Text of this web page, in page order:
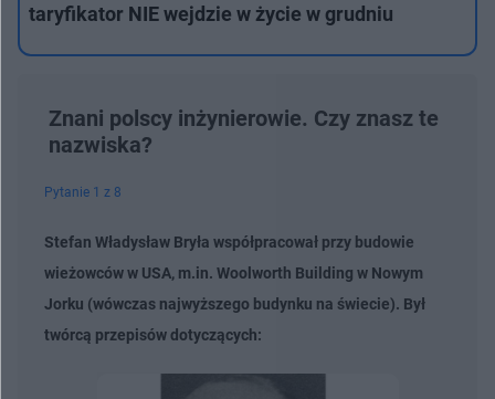
taryfikator NIE wejdzie w życie w grudniu
Znani polscy inżynierowie. Czy znasz te
nazwiska?
Pytanie 1 z 8
Stefan Władysław Bryła współpracował przy budowie
wieżowców w USA, m.in. Woolworth Building w Nowym
Jorku (wówczas najwyższego budynku na świecie). Był
twórcą przepisów dotyczących: